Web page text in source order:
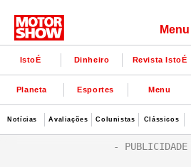
Menu
IstoÉ Dinheiro Revista IstoÉ
Planeta Esportes Menu
Notícias Avaliações Colunistas Clássicos